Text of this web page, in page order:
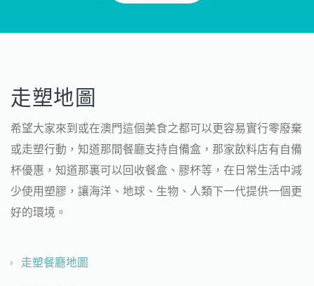
走塑地圖
希望大家來到或在澳門這個美食之都可以更容易實行零廢棄
或走塑行動，知道那間餐廳支持自備盒，那家飲料店有自備
杯優惠，知道那裏可以回收餐盒、膠杯等，在日常生活中減
少使用塑膠，讓海洋、地球、生物、人類下一代提供一個更
好的環境。
走塑餐廳地圖